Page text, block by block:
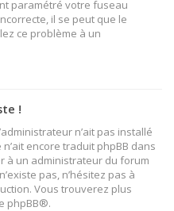
paramétré votre fuseau
il se peut que le
ce problème à un
!
n’ait pas installé
encore traduit phpBB dans
à un administrateur du forum
pas, n’hésitez pas à
Vous trouverez plus
phpBB®.